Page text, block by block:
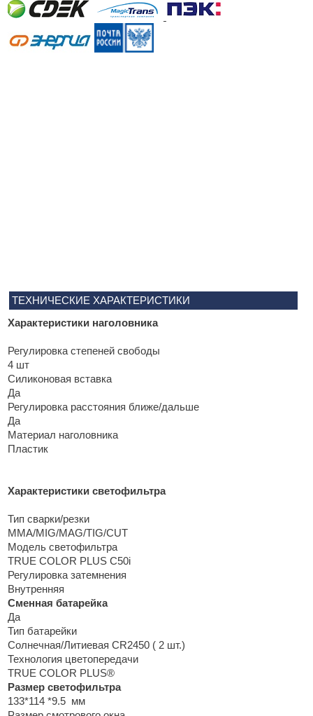
ТЕХНИЧЕСКИЕ ХАРАКТЕРИСТИКИ
Характеристики наголовника
Регулировка степеней свободы
4 шт
Силиконовая вставка
Да
Регулировка расстояния ближе/дальше
Да
Материал наголовника
Пластик
Характеристики светофильтра
Тип сварки/резки
MMA/MIG/MAG/TIG/CUT
Модель светофильтра
TRUE COLOR PLUS C50i
Регулировка затемнения
Внутренняя
Сменная батарейка
Да
Тип батарейки
Солнечная/Литиевая CR2450 ( 2 шт.)
Технология цветопередачи
TRUE COLOR PLUS®
Размер светофильтра
133*114 *9.5 мм